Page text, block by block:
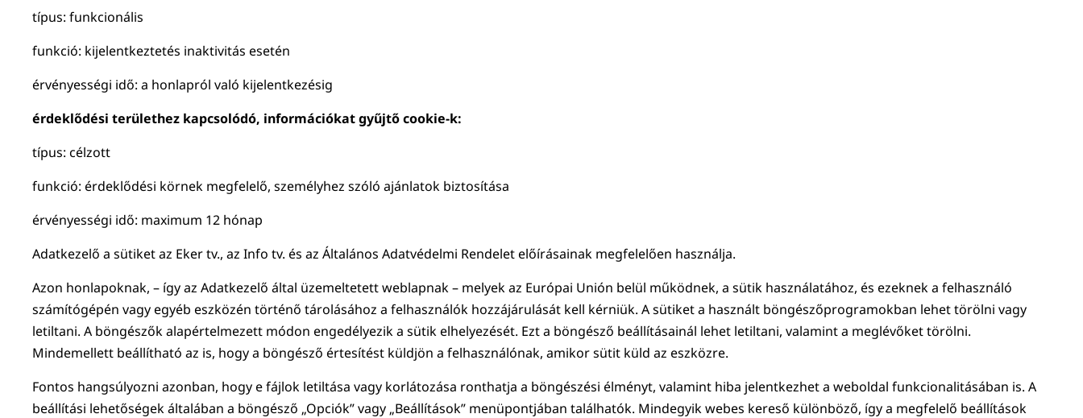
típus: funkcionális
funkció: kijelentkeztetés inaktivitás esetén
érvényességi idő: a honlapról való kijelentkezésig
érdeklődési területhez kapcsolódó, információkat gyűjtő cookie-k:
típus: célzott
funkció: érdeklődési körnek megfelelő, személyhez szóló ajánlatok biztosítása
érvényességi idő: maximum 12 hónap
Adatkezelő a sütiket az Eker tv., az Info tv. és az Általános Adatvédelmi Rendelet előírásainak megfelelően használja.
Azon honlapoknak, – így az Adatkezelő által üzemeltetett weblapnak – melyek az Európai Unión belül működnek, a sütik használatához, és ezeknek a felhasználó
számítógépén vagy egyéb eszközén történő tárolásához a felhasználók hozzájárulását kell kérniük. A sütiket a használt böngészőprogramokban lehet törölni vagy
letiltani. A böngészők alapértelmezett módon engedélyezik a sütik elhelyezését. Ezt a böngésző beállításainál lehet letiltani, valamint a meglévőket törölni.
Mindemellett beállítható az is, hogy a böngésző értesítést küldjön a felhasználónak, amikor sütit küld az eszközre.
Fontos hangsúlyozni azonban, hogy e fájlok letiltása vagy korlátozása ronthatja a böngészési élményt, valamint hiba jelentkezhet a weboldal funkcionalitásában is. A
beállítási lehetőségek általában a böngésző „Opciók” vagy „Beállítások” menüpontjában találhatók. Mindegyik webes kereső különböző, így a megfelelő beállítások